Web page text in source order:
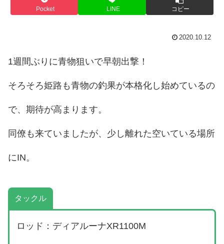
Pocket LINE コピー
2020.10.12
1週間ぶりに青物狙いで早朝出撃！
そろそろ姫路も青物の釣果が本格化し始めているの
で、期待が高まります。
同僚も来ていましたが、少し離れた空いている場所
にIN。
タックル
ロッド：ディアルーナXR1100M